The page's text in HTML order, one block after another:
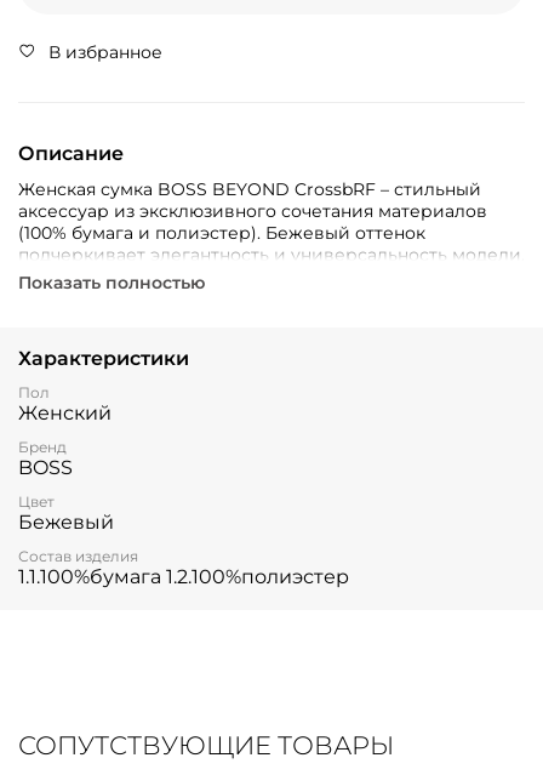
В избранное
Описание
Женская сумка BOSS BEYOND CrossbRF – стильный
аксессуар из эксклюзивного сочетания материалов
(100% бумага и полиэстер). Бежевый оттенок
подчеркивает элегантность и универсальность модели.
Показать полностью
Характеристики
Пол
Женский
Бренд
BOSS
Цвет
Бежевый
Состав изделия
1.1.100%бумага 1.2.100%полиэстер
СОПУТСТВУЮЩИЕ ТОВАРЫ